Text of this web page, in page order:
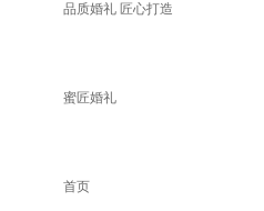
品质婚礼 匠心打造
蜜匠婚礼
首页